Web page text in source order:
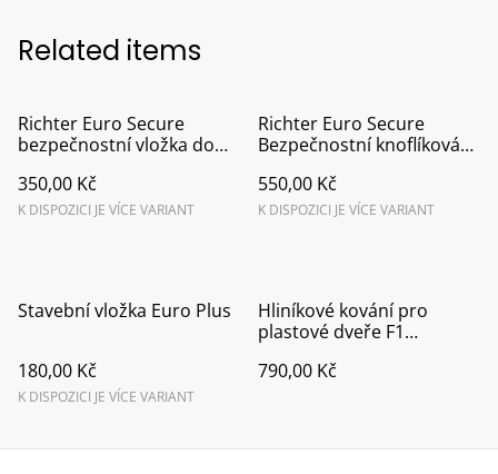
Related items
Richter Euro Secure
bezpečnostní vložka do
350,00 Kč
K DISPOZICI JE VÍCE VARIANT
Richter Euro Secure
Bezpečnostní knoflíková
550,00 Kč
K DISPOZICI JE VÍCE VARIANT
Stavební vložka Euro Plus
180,00 Kč
K DISPOZICI JE VÍCE VARIANT
Hliníkové kování pro
plastové dveře F1
790,00 Kč